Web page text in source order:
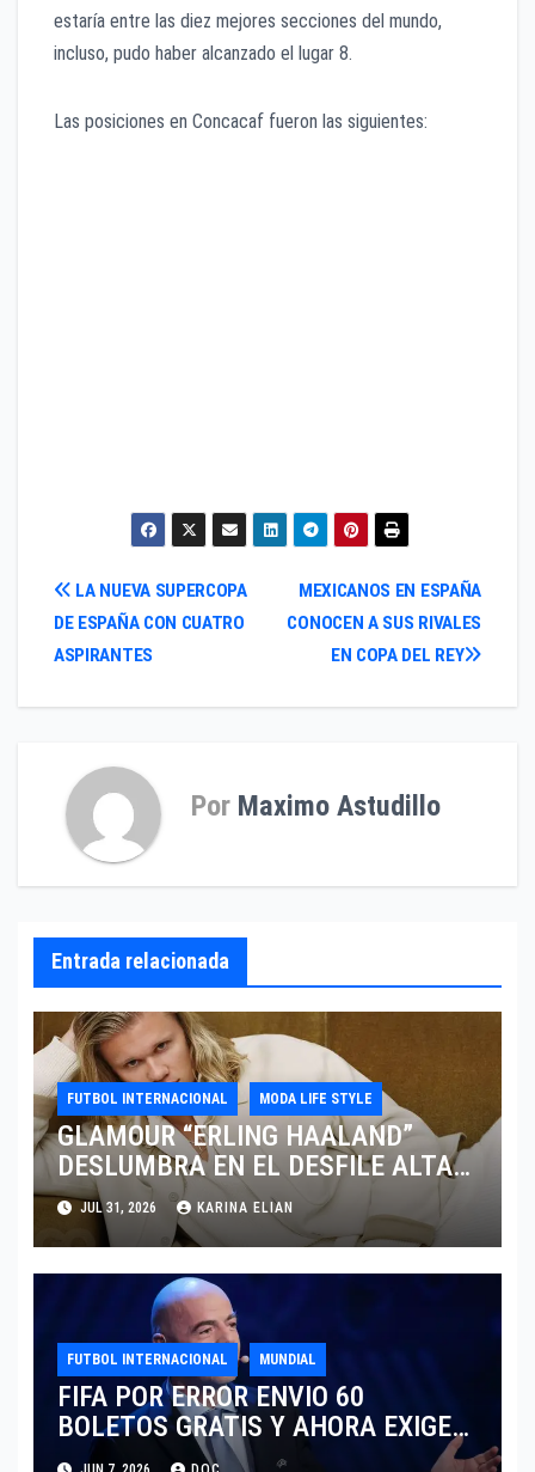
estaría entre las diez mejores secciones del mundo,
incluso, pudo haber alcanzado el lugar 8.
Las posiciones en Concacaf fueron las siguientes:
Navegación
de
entradas
MEXICANOS EN ESPAÑA
CONOCEN A SUS RIVALES
EN COPA DEL REY
LA NUEVA SUPERCOPA
DE ESPAÑA CON CUATRO
ASPIRANTES
Por Maximo Astudillo
Entrada relacionada
FUTBOL INTERNACIONAL MODA LIFE STYLE
GLAMOUR “ERLING HAALAND”
DESLUMBRA EN EL DESFILE ALTA
SARTORIA DE DOLCE & GABBANA
TRAS EL MUNDIAL 2026
JUL 31, 2026 KARINA ELIAN
FUTBOL INTERNACIONAL MUNDIAL
FIFA POR ERROR ENVIO 60
BOLETOS GRATIS Y AHORA EXIGE
COBRO.